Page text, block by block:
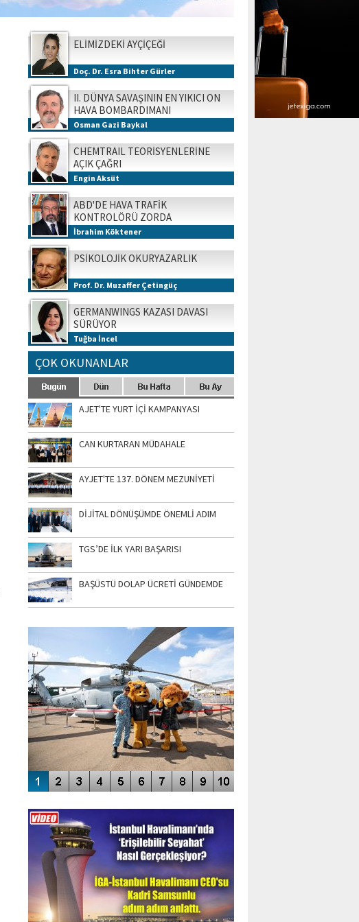
ELİMİZDEKİ AYÇİÇEĞİ
Doç. Dr. Esra Bihter Gürler
II. DÜNYA SAVAŞININ EN YIKICI ON
HAVA BOMBARDIMANI
Osman Gazi Baykal
CHEMTRAIL TEORİSYENLERİNE
AÇIK ÇAĞRI
Engin Aksüt
ABD'DE HAVA TRAFİK
KONTROLÖRÜ ZORDA
İbrahim Köktener
PSİKOLOJİK OKURYAZARLIK
Prof. Dr. Muzaffer Çetingüç
GERMANWINGS KAZASI DAVASI
SÜRÜYOR
Tuğba İncel
ÇOK OKUNANLAR
AJET'TE YURT İÇİ KAMPANYASI
CAN KURTARAN MÜDAHALE
AYJET'TE 137. DÖNEM MEZUNİYETİ
DİJİTAL DÖNÜŞÜMDE ÖNEMLİ ADIM
TGS’DE İLK YARI BAŞARISI
BAŞÜSTÜ DOLAP ÜCRETİ GÜNDEMDE
SİNGAPUR AIRSHOW-2020
ENGELLERİN AŞILDIĞI HAVALİMANI